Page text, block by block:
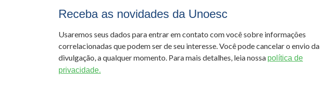
Receba as novidades da Unoesc
Usaremos seus dados para entrar em contato com você sobre informações
correlacionadas que podem ser de seu interesse. Você pode cancelar o envio da
divulgação, a qualquer momento. Para mais detalhes, leia nossa política de
privacidade.